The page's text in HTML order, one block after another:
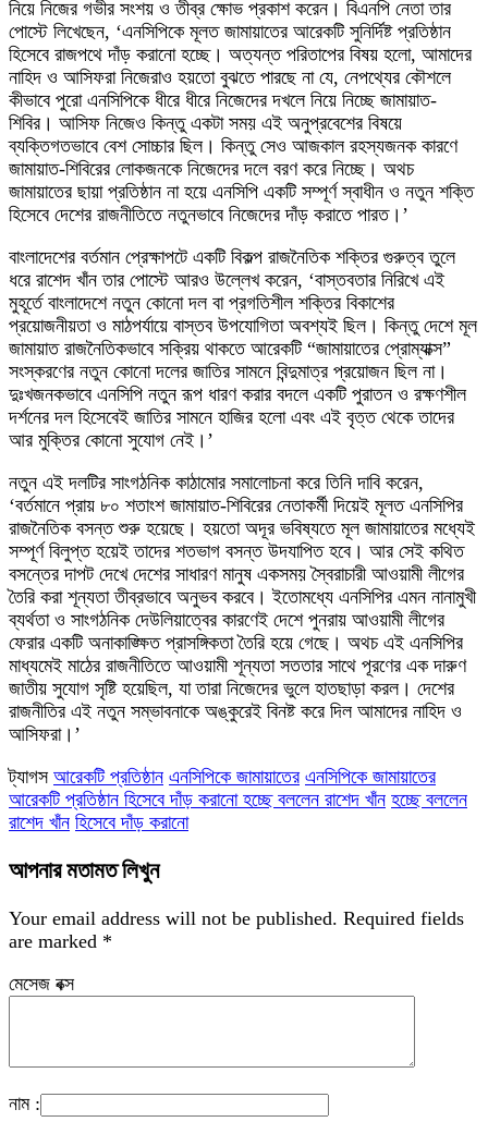
নিয়ে নিজের গভীর সংশয় ও তীব্র ক্ষোভ প্রকাশ করেন। বিএনপি নেতা তার
পোস্টে লিখেছেন, ‘এনসিপিকে মূলত জামায়াতের আরেকটি সুনির্দিষ্ট প্রতিষ্ঠান
হিসেবে রাজপথে দাঁড় করানো হচ্ছে। অত্যন্ত পরিতাপের বিষয় হলো, আমাদের
নাহিদ ও আসিফরা নিজেরাও হয়তো বুঝতে পারছে না যে, নেপথ্যের কৌশলে
কীভাবে পুরো এনসিপিকে ধীরে ধীরে নিজেদের দখলে নিয়ে নিচ্ছে জামায়াত-
শিবির। আসিফ নিজেও কিন্তু একটা সময় এই অনুপ্রবেশের বিষয়ে
ব্যক্তিগতভাবে বেশ সোচ্চার ছিল। কিন্তু সেও আজকাল রহস্যজনক কারণে
জামায়াত-শিবিরের লোকজনকে নিজেদের দলে বরণ করে নিচ্ছে। অথচ
জামায়াতের ছায়া প্রতিষ্ঠান না হয়ে এনসিপি একটি সম্পূর্ণ স্বাধীন ও নতুন শক্তি
হিসেবে দেশের রাজনীতিতে নতুনভাবে নিজেদের দাঁড় করাতে পারত।’
বাংলাদেশের বর্তমান প্রেক্ষাপটে একটি বিকল্প রাজনৈতিক শক্তির গুরুত্ব তুলে
ধরে রাশেদ খাঁন তার পোস্টে আরও উল্লেখ করেন, ‘বাস্তবতার নিরিখে এই
মুহূর্তে বাংলাদেশে নতুন কোনো দল বা প্রগতিশীল শক্তির বিকাশের
প্রয়োজনীয়তা ও মাঠপর্যায়ে বাস্তব উপযোগিতা অবশ্যই ছিল। কিন্তু দেশে মূল
জামায়াত রাজনৈতিকভাবে সক্রিয় থাকতে আরেকটি “জামায়াতের প্রোম্যাক্স”
সংস্করণের নতুন কোনো দলের জাতির সামনে বিন্দুমাত্র প্রয়োজন ছিল না।
দুঃখজনকভাবে এনসিপি নতুন রূপ ধারণ করার বদলে একটি পুরাতন ও রক্ষণশীল
দর্শনের দল হিসেবেই জাতির সামনে হাজির হলো এবং এই বৃত্ত থেকে তাদের
আর মুক্তির কোনো সুযোগ নেই।’
নতুন এই দলটির সাংগঠনিক কাঠামোর সমালোচনা করে তিনি দাবি করেন,
‘বর্তমানে প্রায় ৮০ শতাংশ জামায়াত-শিবিরের নেতাকর্মী দিয়েই মূলত এনসিপির
রাজনৈতিক বসন্ত শুরু হয়েছে। হয়তো অদূর ভবিষ্যতে মূল জামায়াতের মধ্যেই
সম্পূর্ণ বিলুপ্ত হয়েই তাদের শতভাগ বসন্ত উদযাপিত হবে। আর সেই কথিত
বসন্তের দাপট দেখে দেশের সাধারণ মানুষ একসময় স্বৈরাচারী আওয়ামী লীগের
তৈরি করা শূন্যতা তীব্রভাবে অনুভব করবে। ইতোমধ্যে এনসিপির এমন নানামুখী
ব্যর্থতা ও সাংগঠনিক দেউলিয়াত্বের কারণেই দেশে পুনরায় আওয়ামী লীগের
ফেরার একটি অনাকাঙ্ক্ষিত প্রাসঙ্গিকতা তৈরি হয়ে গেছে। অথচ এই এনসিপির
মাধ্যমেই মাঠের রাজনীতিতে আওয়ামী শূন্যতা সততার সাথে পূরণের এক দারুণ
জাতীয় সুযোগ সৃষ্টি হয়েছিল, যা তারা নিজেদের ভুলে হাতছাড়া করল। দেশের
রাজনীতির এই নতুন সম্ভাবনাকে অঙ্কুরেই বিনষ্ট করে দিল আমাদের নাহিদ ও
আসিফরা।’
ট্যাগস আরেকটি প্রতিষ্ঠান এনসিপিকে জামায়াতের এনসিপিকে জামায়াতের
আরেকটি প্রতিষ্ঠান হিসেবে দাঁড় করানো হচ্ছে বললেন রাশেদ খাঁন হচ্ছে বললেন
রাশেদ খাঁন হিসেবে দাঁড় করানো
আপনার মতামত লিখুন
Your email address will not be published. Required fields
are marked *
মেসেজ বক্স
নাম :